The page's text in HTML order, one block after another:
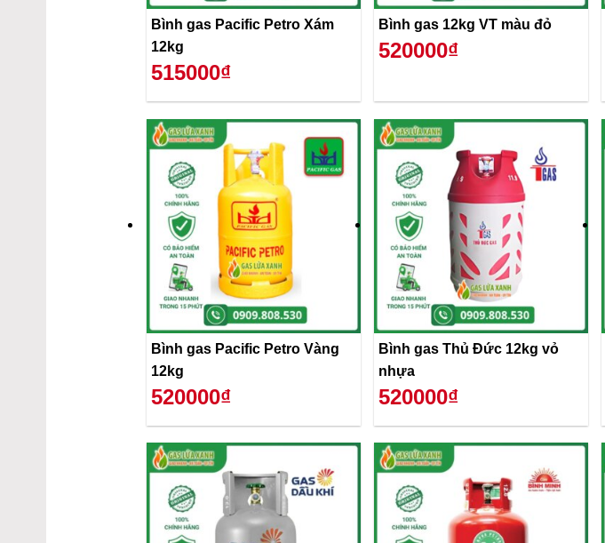
Bình gas Pacific Petro Xám
12kg
515000₫
Bình gas 12kg VT màu đỏ
520000₫
Bình gas Pacific Petro Vàng
12kg
520000₫
Bình gas Thủ Đức 12kg vỏ
nhựa
520000₫